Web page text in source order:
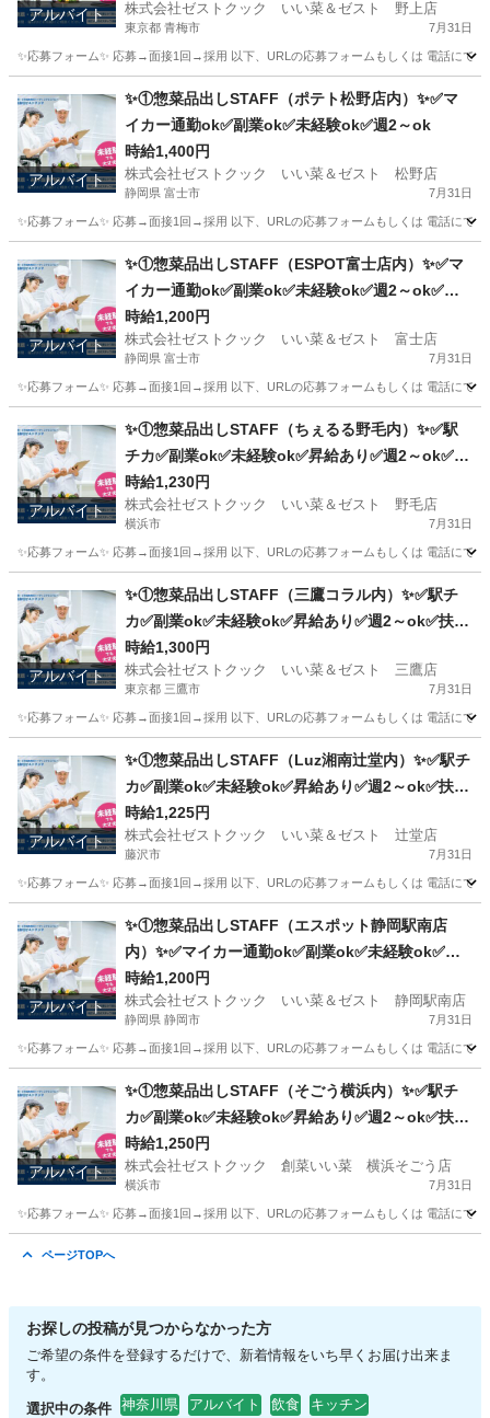
アルバイト 株式会社ゼストクック いい菜＆ゼスト 野上店
東京都 青梅市 7月31日
✨応募フォーム✨ 応募→面接1回→採用 以下、URLの応募フォームもしくは 電話にて
キッチン スタッフ
アルバイト
✨①惣菜品出しSTAFF（ポテト松野店内）✨✅マ
イカー通勤ok✅副業ok✅未経験ok✅週2～ok
時給1,400円
株式会社ゼストクック いい菜＆ゼスト 松野店
静岡県 富士市 7月31日
✨応募フォーム✨ 応募→面接1回→採用 以下、URLの応募フォームもしくは 電話にて
キッチン ポテト
アルバイト
✨①惣菜品出しSTAFF（ESPOT富士店内）✨✅マ
イカー通勤ok✅副業ok✅未経験ok✅週2～ok✅昇
給あり✅扶養内ok
時給1,200円
株式会社ゼストクック いい菜＆ゼスト 富士店
静岡県 富士市 7月31日
✨応募フォーム✨ 応募→面接1回→採用 以下、URLの応募フォームもしくは 電話にて
キッチン スタッフ
アルバイト
✨①惣菜品出しSTAFF（ちぇるる野毛内）✨✅駅
チカ✅副業ok✅未経験ok✅昇給あり✅週2～ok✅扶
養内ok
時給1,230円
株式会社ゼストクック いい菜＆ゼスト 野毛店
横浜市 7月31日
✨応募フォーム✨ 応募→面接1回→採用 以下、URLの応募フォームもしくは 電話にて
キッチン
アルバイト
✨①惣菜品出しSTAFF（三鷹コラル内）✨✅駅チ
カ✅副業ok✅未経験ok✅昇給あり✅週2～ok✅扶養
内ok
時給1,300円
株式会社ゼストクック いい菜＆ゼスト 三鷹店
東京都 三鷹市 7月31日
✨応募フォーム✨ 応募→面接1回→採用 以下、URLの応募フォームもしくは 電話にて
キッチン スタッフ
アルバイト
✨①惣菜品出しSTAFF（Luz湘南辻堂内）✨✅駅チ
カ✅副業ok✅未経験ok✅昇給あり✅週2～ok✅扶養
内ok
時給1,225円
株式会社ゼストクック いい菜＆ゼスト 辻堂店
藤沢市 7月31日
✨応募フォーム✨ 応募→面接1回→採用 以下、URLの応募フォームもしくは 電話にて
キッチン
アルバイト
✨①惣菜品出しSTAFF（エスポット静岡駅南店
内）✨✅マイカー通勤ok✅副業ok✅未経験ok✅扶
養内ok✅週2～ok
時給1,200円
株式会社ゼストクック いい菜＆ゼスト 静岡駅南店
静岡県 静岡市 7月31日
✨応募フォーム✨ 応募→面接1回→採用 以下、URLの応募フォームもしくは 電話にて
キッチン スタッフ
アルバイト
✨①惣菜品出しSTAFF（そごう横浜内）✨✅駅チ
カ✅副業ok✅未経験ok✅昇給あり✅週2～ok✅扶養
内ok
時給1,250円
株式会社ゼストクック 創菜いい菜 横浜そごう店
横浜市 7月31日
✨応募フォーム✨ 応募→面接1回→採用 以下、URLの応募フォームもしくは 電話にて
ページTOPへ
お探しの投稿が見つからなかった方
ご希望の条件を登録するだけで、新着情報をいち早くお届け出来ま
す。
選択中の条件 神奈川県 アルバイト 飲食 キッチン